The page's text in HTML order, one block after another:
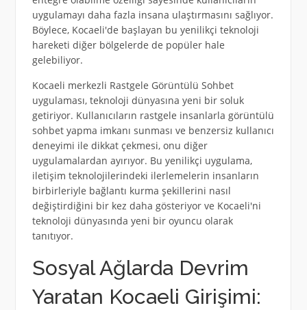
uygulamayı daha fazla insana ulaştırmasını sağlıyor.
Böylece, Kocaeli'de başlayan bu yenilikçi teknoloji
hareketi diğer bölgelerde de popüler hale
gelebiliyor.
Kocaeli merkezli Rastgele Görüntülü Sohbet
uygulaması, teknoloji dünyasına yeni bir soluk
getiriyor. Kullanıcıların rastgele insanlarla görüntülü
sohbet yapma imkanı sunması ve benzersiz kullanıcı
deneyimi ile dikkat çekmesi, onu diğer
uygulamalardan ayırıyor. Bu yenilikçi uygulama,
iletişim teknolojilerindeki ilerlemelerin insanların
birbirleriyle bağlantı kurma şekillerini nasıl
değiştirdiğini bir kez daha gösteriyor ve Kocaeli'ni
teknoloji dünyasında yeni bir oyuncu olarak
tanıtıyor.
Sosyal Ağlarda Devrim
Yaratan Kocaeli Girişimi: